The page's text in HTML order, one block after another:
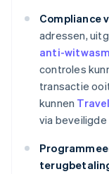
Compliance
adressen,
anti-
controles
transactie
kunnen
via